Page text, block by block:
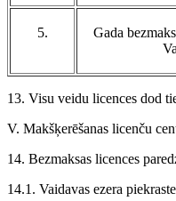
5.
Gada
13. Visu veidu licences dod
V. Makšķerēšanas licenču
14. Bezmaksas licences
14.1. Vaidavas ezera